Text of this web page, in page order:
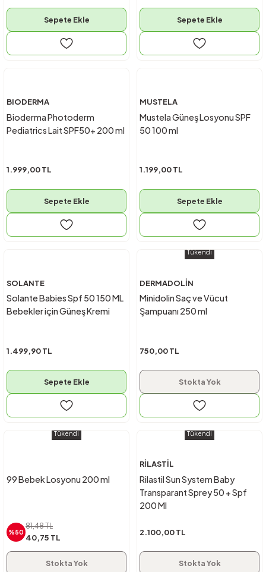
Sepete Ekle Sepete Ekle
BIODERMA
Bioderma Photoderm
Pediatrics Lait SPF50+ 200 ml
1.999,00 TL
Sepete Ekle
MUSTELA
Mustela Güneş Losyonu SPF
50 100 ml
1.199,00 TL
Sepete Ekle
SOLANTE
Solante Babies Spf 50 150 ML
Bebekler için Güneş Kremi
1.499,90 TL
Sepete Ekle
Tükendi
DERMADOLİN
Minidolin Saç ve Vücut
Şampuanı 250 ml
750,00 TL
Stokta Yok
Tükendi
99 Bebek Losyonu 200 ml
%50
81,48 TL
40,75 TL
Stokta Yok
Tükendi
RİLASTİL
Rilastil Sun System Baby
Transparant Sprey 50 + Spf
200 Ml
2.100,00 TL
Stokta Yok